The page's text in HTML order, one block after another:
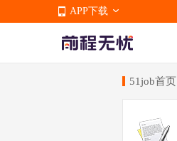
APP下载
51job首页